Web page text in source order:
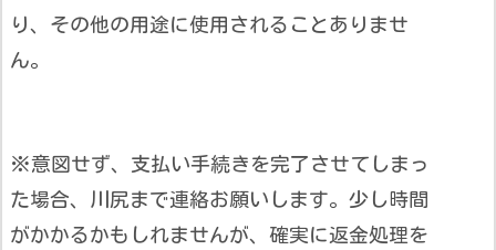
り、その他の用途に使用されることありませ
ん。
※意図せず、支払い手続きを完了させてしまっ
た場合、川尻まで連絡お願いします。少し時間
がかかるかもしれませんが、確実に返金処理を